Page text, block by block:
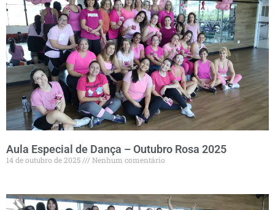
Aula Especial de Dança – Outubro Rosa 2025
14 de outubro de 2025 Nenhum comentário